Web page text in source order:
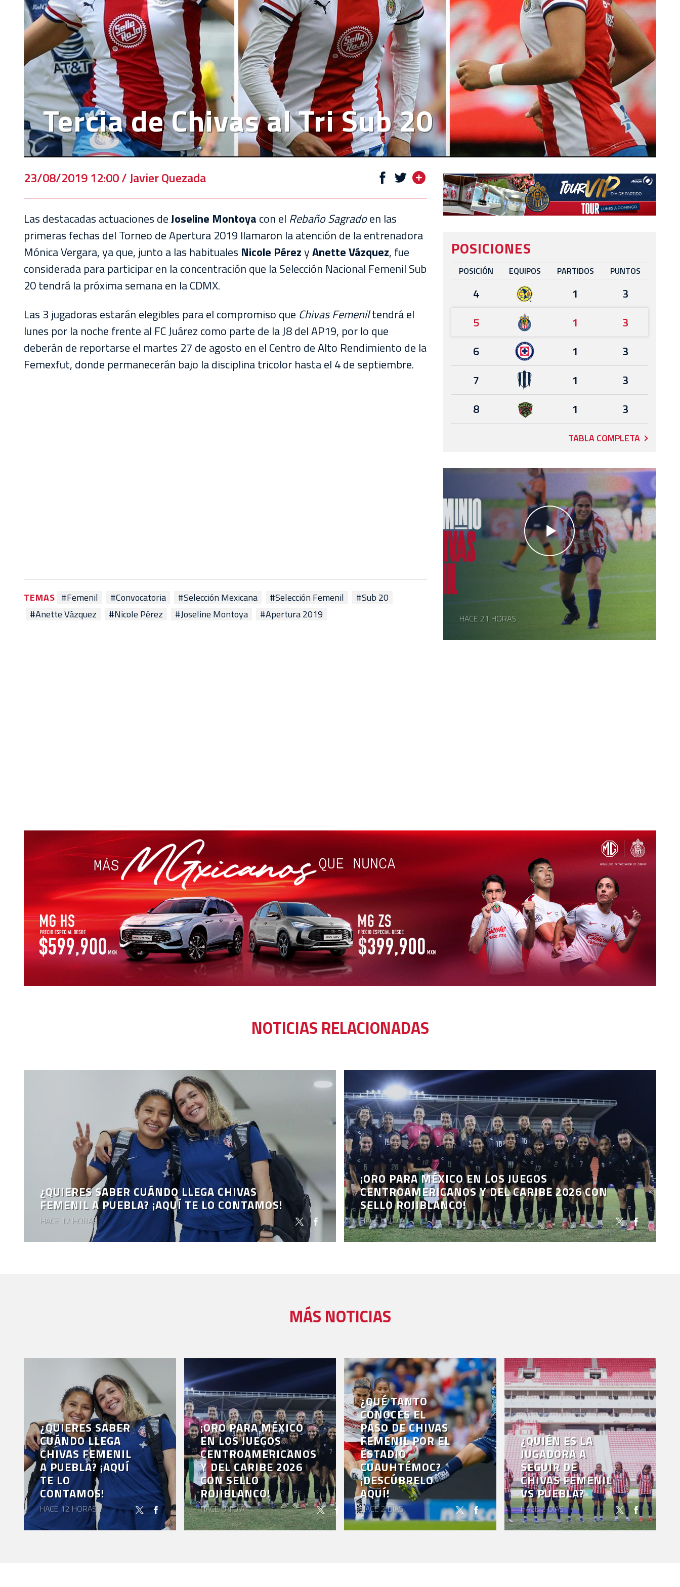
VENTA
BOLETOS
CHIVABONOS
EVENTOS
DEPORTIVOS
REBAÑO
CHIVAS
TIENDA
CHIVAS
CHIVASTV
ESTADIO
AKRON
TOUR
ESTADIO
AKRON
Tercia de Chivas al Tri Sub 20
23/08/2019 12:00 / Javier Quezada
Las destacadas actuaciones deJoseline Montoya con el Rebaño Sagradoen las
primeras fechas del Torneo de Apertura 2019 llamaron la atención de la entrenadora
Mónica Vergara, ya que, junto a las habituales Nicole PérezyAnette Vázquez, fue
considerada para participar en la concentración que la Selección Nacional Femenil Sub
20 tendrá la próxima semana en la CDMX.
Las 3 jugadoras estarán elegibles para el compromiso que Chivas Femeniltendrá el
lunes por la noche frente al FC Juárez como parte de la J8 del AP19, por lo que
deberán de reportarse el martes 27 de agosto en el Centro de Alto Rendimiento de la
Femexfut, donde permanecerán bajo la disciplina tricolor hasta el 4 de septiembre.
TEMAS #Femenil #Convocatoria #Selección Mexicana #Selección Femenil
#Sub 20
#Anette Vázquez
#Nicole Pérez #Joseline Montoya #Apertura 2019
POSICIONES
POSICIÓN EQUIPOS PARTIDOS PUNTOS
4 1
3
5
1
3
6
1
3
7
1
3
8
1 3
TABLA COMPLETA
HACE 21 HORAS
NOTICIAS RELACIONADAS
¿QUIERES SABER CUÁNDO LLEGA CHIVAS
FEMENIL A PUEBLA? ¡AQUÍ TE LO CONTAMOS!
HACE 12 HORAS
¡ORO PARA MÉXICO EN LOS JUEGOS
CENTROAMERICANOS Y DEL CARIBE 2026 CON
SELLO ROJIBLANCO!
HACE UN DÍA
MÁS NOTICIAS
¿QUIERES SABER
CUÁNDO LLEGA
CHIVAS FEMENIL
A PUEBLA? ¡AQUÍ
TE LO
CONTAMOS!
HACE 12 HORAS
¡ORO PARA MÉXICO
EN LOS JUEGOS
CENTROAMERICANOS
Y DEL CARIBE 2026
CON SELLO
ROJIBLANCO!
HACE UN DÍA
¿QUÉ TANTO
CONOCES EL
PASO DE CHIVAS
FEMENIL POR EL
ESTADIO
CUAUHTÉMOC?
¡DESCÚBRELO
AQUÍ!
HACE 2 DÍAS
¿QUIÉN ES LA
JUGADORA A
SEGUIR DE
CHIVAS FEMENIL
VS PUEBLA?
HACE 2 DÍAS